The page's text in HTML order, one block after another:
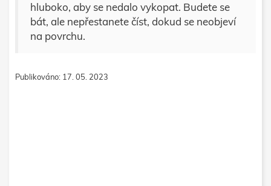
hluboko, aby se nedalo vykopat. Budete se
bát, ale nepřestanete číst, dokud se neobjeví
na povrchu.
Publikováno: 17. 05. 2023